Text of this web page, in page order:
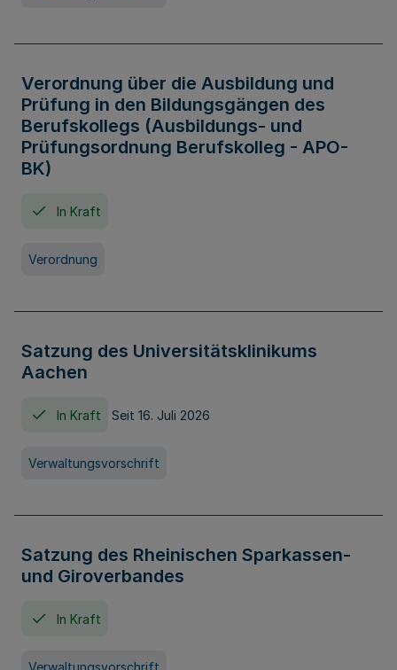
Verordnung über die Ausbildung und
Prüfung in den Bildungsgängen des
Berufskollegs (Ausbildungs- und
Prüfungsordnung Berufskolleg - APO-
BK)
In Kraft
Verordnung
Satzung des Universitätsklinikums
Aachen
In Kraft Seit 16. Juli 2026
Verwaltungsvorschrift
Satzung des Rheinischen Sparkassen-
und Giroverbandes
In Kraft
Verwaltungsvorschrift